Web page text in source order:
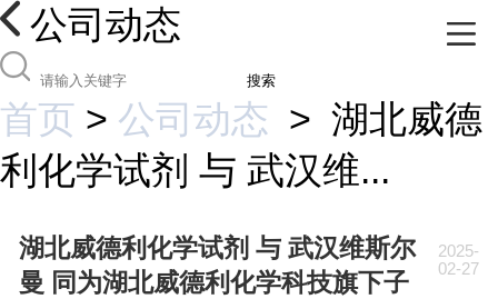
公司动态
搜索
首页 > 公司动态 > 湖北威德
利化学试剂 与 武汉维...
湖北威德利化学试剂 与 武汉维斯尔
曼 同为湖北威德利化学科技旗下子
2025-
02-27